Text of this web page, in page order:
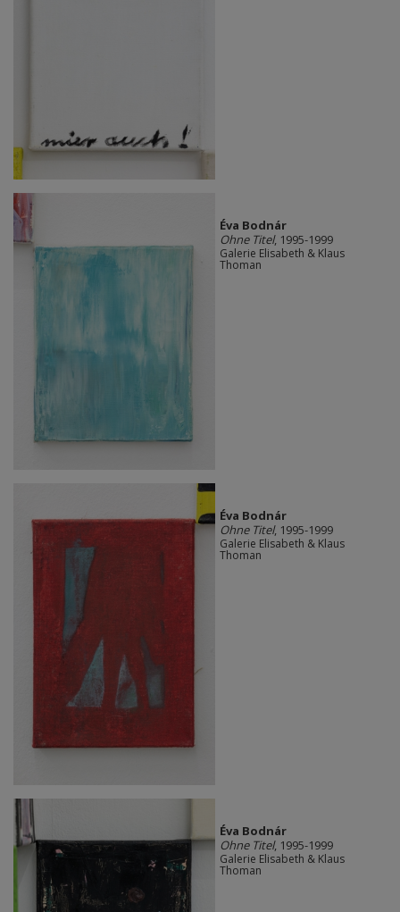
Éva Bodnár
Ohne Titel, 1995-1999
Galerie Elisabeth & Klaus
Thoman
Éva Bodnár
Ohne Titel, 1995-1999
Galerie Elisabeth & Klaus
Thoman
Éva Bodnár
Ohne Titel, 1995-1999
Galerie Elisabeth & Klaus
Thoman